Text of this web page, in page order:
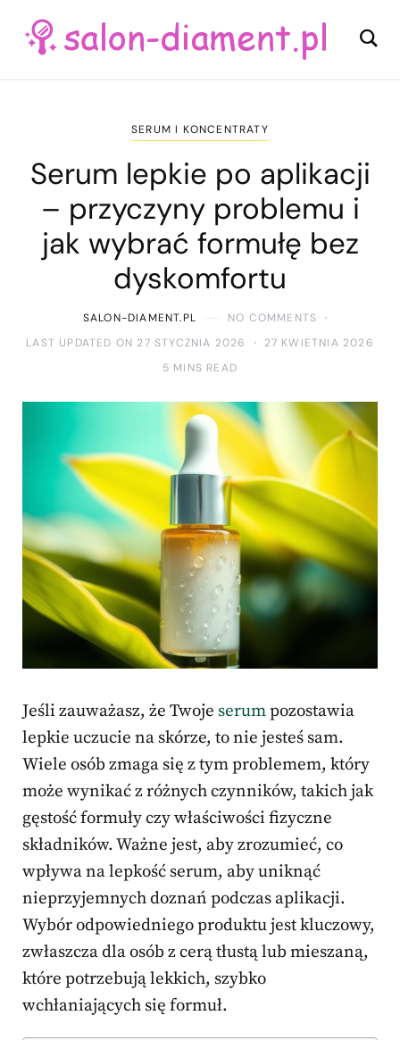
SERUM I KONCENTRATY
Serum lepkie po aplikacji
– przyczyny problemu i
jak wybrać formułę bez
dyskomfortu
SALON-DIAMENT.PL
NO COMMENTS
LAST UPDATED ON 27 STYCZNIA 2026
27 KWIETNIA 2026
5 MINS READ
Jeśli zauważasz, że Twoje serumpozostawia
lepkie uczucie na skórze, to nie jesteś sam.
Wiele osób zmaga się z tym problemem, który
może wynikać z różnych czynników, takich jak
gęstość formuły czy właściwości fizyczne
składników. Ważne jest, aby zrozumieć, co
wpływa na lepkość serum, aby uniknąć
nieprzyjemnych doznań podczas aplikacji.
Wybór odpowiedniego produktu jest kluczowy,
zwłaszcza dla osób z cerą tłustą lub mieszaną,
które potrzebują lekkich, szybko
wchłaniających się formuł.